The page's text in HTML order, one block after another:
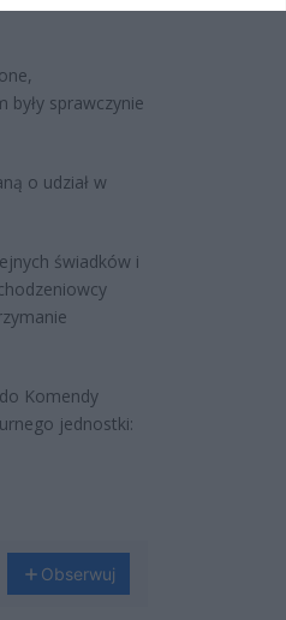
były sprawczynie
o udział w
świadków i
Komendy
jednostki:
Obserwuj